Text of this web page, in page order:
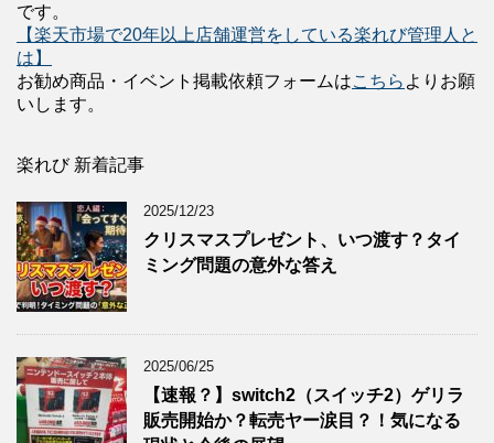
です。
【楽天市場で20年以上店舗運営をしている楽れび管理人と
は】
お勧め商品・イベント掲載依頼フォームはこちら よりお願
いします。
楽れび 新着記事
2025/12/23
クリスマスプレゼント、いつ渡す？タイ
ミング問題の意外な答え
2025/06/25
【速報？】switch2（スイッチ2）ゲリラ
販売開始か？転売ヤー涙目？！気になる